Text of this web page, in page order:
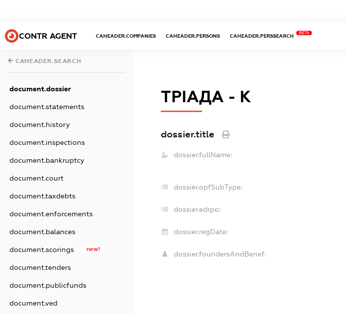
CONTR AGENT CAHEADER.COMPANIES CAHEADER.PERSONS CAHEADER.PERSSEARCH
BETA
CAHEADER.SEARCH
document.dossier
document.statements
document.history
document.inspections
document.bankruptcy
document.court
document.taxdebts
document.enforcements
document.balances
document.scorings new!
document.tenders
document.publicfunds
document.ved
ТРІАДА - К
dossier.title
dossier.fullName:
dossier.opfSubType:
dossier.edrpo:
dossier.regDate:
dossier.foundersAndBenef: